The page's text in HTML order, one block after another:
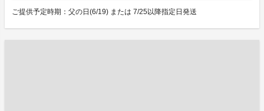
ご提供予定時期：父の日(6/19) または 7/25以降指定日発送